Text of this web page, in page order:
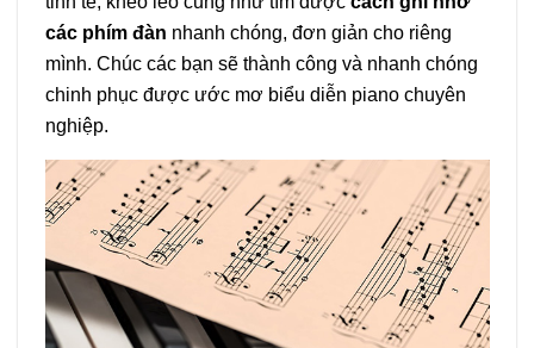
các phím đàn nhanh chóng, đơn giản cho riêng
mình. Chúc các bạn sẽ thành công và nhanh chóng
chinh phục được ước mơ biểu diễn piano chuyên
nghiệp.